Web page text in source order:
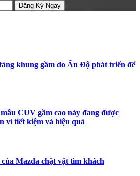
Đăng Ký Ngay
khung gầm do Ấn Độ phát triển để
CUV gầm cao này đang được
vì tiết kiệm và hiệu quả
Mazda chật vật tìm khách